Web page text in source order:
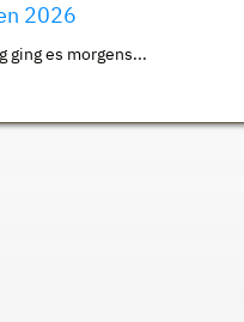
2026
ging es morgens...